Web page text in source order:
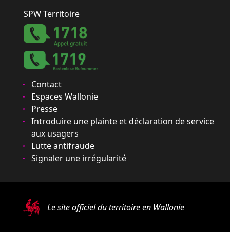
SPW Territoire
Contact
Espaces Wallonie
Presse
Introduire une plainte et déclaration de service
aux usagers
Lutte antifraude
Signaler une irrégularité
Le site officiel du territoire en Wallonie